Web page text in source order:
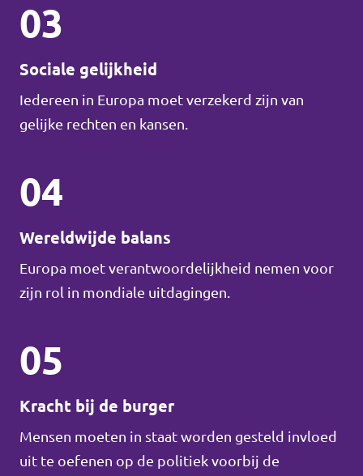
03
Sociale gelijkheid
Iedereen in Europa moet verzekerd zijn van
gelijke rechten en kansen.
04
Wereldwijde balans
Europa moet verantwoordelijkheid nemen voor
zijn rol in mondiale uitdagingen.
05
Kracht bij de burger
Mensen moeten in staat worden gesteld invloed
uit te oefenen op de politiek voorbij de